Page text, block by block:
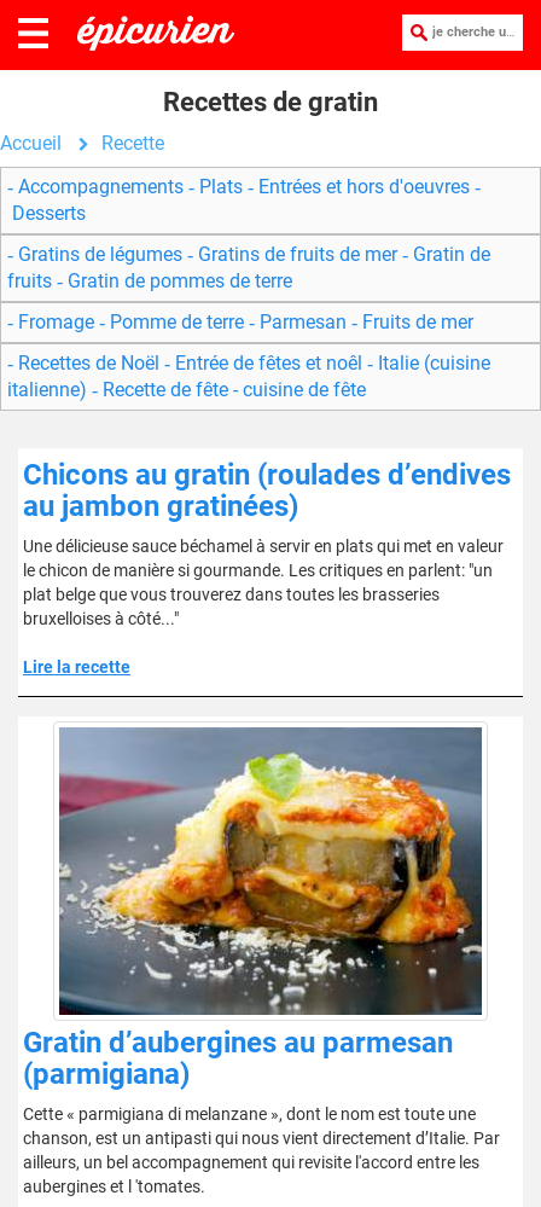
je cherche une recette :
Recettes de gratin
Accueil
Recette
Accompagnements
Plats
Entrées et hors d'oeuvres
Desserts
Gratins de légumes
Gratins de fruits de mer
Gratin de
fruits
Gratin de pommes de terre
Fromage
Pomme de terre Parmesan
Fruits de mer
Recettes de Noël
Entrée de fêtes et noêl
Italie (cuisine
italienne)
Recette de fête - cuisine de fête
Chicons au gratin (roulades d’endives
au jambon gratinées)
Une délicieuse sauce béchamel à servir en plats qui met en valeur
le chicon de manière si gourmande. Les critiques en parlent: "un
plat belge que vous trouverez dans toutes les brasseries
bruxelloises à côté..."
Lire la recette
Gratin d’aubergines au parmesan
(parmigiana)
Cette « parmigiana di melanzane », dont le nom est toute une
chanson, est un antipasti qui nous vient directement d’Italie. Par
ailleurs, un bel accompagnement qui revisite l'accord entre les
aubergines et l 'tomates.